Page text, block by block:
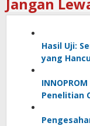
Hasil Uji:
yang
Penelitian